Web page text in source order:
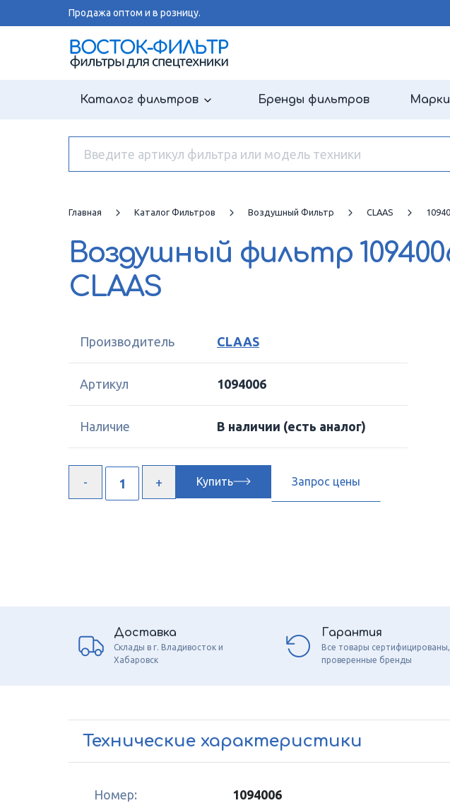
Продажа оптом и в розницу.
Каталог фильтров Бренды фильтров
Главная Каталог Фильтров Воздушный Фильтр CLAAS
Воздушный фильтр
CLAAS
Производитель CLAAS
Артикул 1094006
Наличие В наличии (есть аналог)
Купить Запрос цены
Доставка
Склады в г. Владивосток и
Хабаровск
Гарантия
Все товары сертифицированы,
проверенные бренды
Технические характеристики
Номер: 1094006